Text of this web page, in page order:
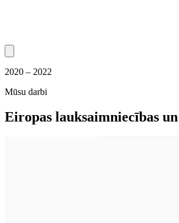
2020 – 2022
Mūsu darbi
Eiropas lauksaimniecības